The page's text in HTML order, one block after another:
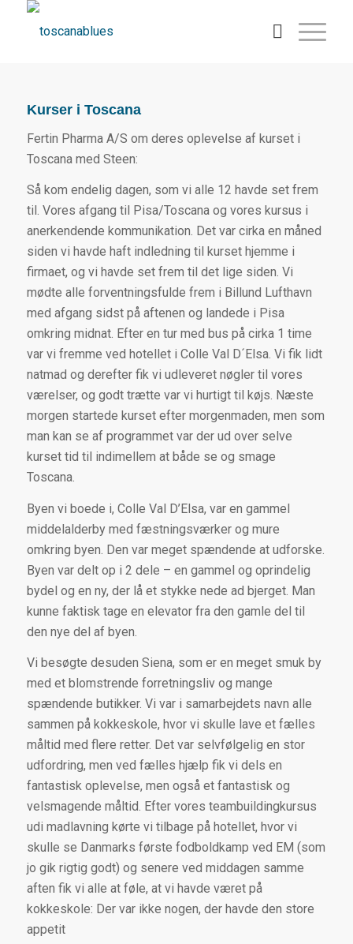
Kurser i Toscana
Fertin Pharma A/S om deres oplevelse af kurset i
Toscana med Steen:
Så kom endelig dagen, som vi alle 12 havde set frem
til. Vores afgang til Pisa/Toscana og vores kursus i
anerkendende kommunikation. Det var cirka en måned
siden vi havde haft indledning til kurset hjemme i
firmaet, og vi havde set frem til det lige siden. Vi
mødte alle forventningsfulde frem i Billund Lufthavn
med afgang sidst på aftenen og landede i Pisa
omkring midnat. Efter en tur med bus på cirka 1 time
var vi fremme ved hotellet i Colle Val D´Elsa. Vi fik lidt
natmad og derefter fik vi udleveret nøgler til vores
værelser, og godt trætte var vi hurtigt til køjs. Næste
morgen startede kurset efter morgenmaden, men som
man kan se af programmet var der ud over selve
kurset tid til indimellem at både se og smage
Toscana.
Byen vi boede i, Colle Val D’Elsa, var en gammel
middelalderby med fæstningsværker og mure
omkring byen. Den var meget spændende at udforske.
Byen var delt op i 2 dele – en gammel og oprindelig
bydel og en ny, der lå et stykke nede ad bjerget. Man
kunne faktisk tage en elevator fra den gamle del til
den nye del af byen.
Vi besøgte desuden Siena, som er en meget smuk by
med et blomstrende forretningsliv og mange
spændende butikker. Vi var i samarbejdets navn alle
sammen på kokkeskole, hvor vi skulle lave et fælles
måltid med flere retter. Det var selvfølgelig en stor
udfordring, men ved fælles hjælp fik vi dels en
fantastisk oplevelse, men også et fantastisk og
velsmagende måltid. Efter vores teambuildingkursus
udi madlavning kørte vi tilbage på hotellet, hvor vi
skulle se Danmarks første fodboldkamp ved EM (som
jo gik rigtig godt) og senere ved middagen samme
aften fik vi alle at føle, at vi havde været på
kokkeskole: Der var ikke nogen, der havde den store
appetit